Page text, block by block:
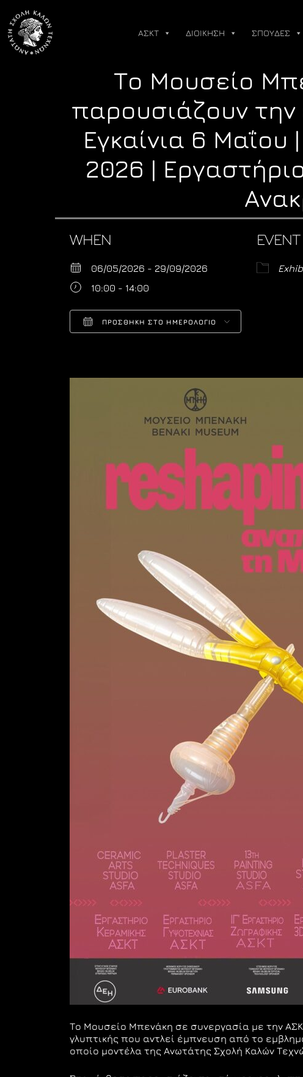
content
ΑΣΚΤ ΔΙΟΙΚΗΣΗ ΣΠΟΥΔΕΣ
Το Μουσείο
παρουσιάζουν
Εγκαίνια 6
2026 |
WHEN
06/05/2026 - 29/09/2026
10:00 - 14:00
ΠΡΟΣΘΉΚΗ ΣΤΟ ΗΜΕΡΟΛΌΓΙΟ
Το Μουσείο Μπενάκη σε συνεργασία με την
γλυπτικής που αντλεί έμπνευση από το
οποίο μοντέλα της Ανωτάτης Σχολή Καλών